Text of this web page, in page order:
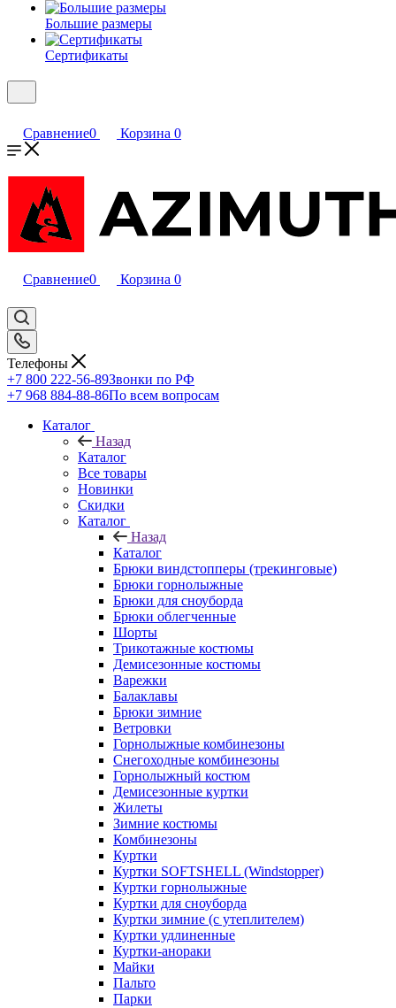
Большие размеры
Сертификаты
Сравнение0 Корзина 0
Сравнение0 Корзина 0
Телефоны
+7 800 222-56-89Звонки по РФ
+7 968 884-88-86По всем вопросам
Каталог
Назад
Каталог
Все товары
Новинки
Скидки
Каталог
Назад
Каталог
Брюки виндстопперы (трекинговые)
Брюки горнолыжные
Брюки для сноуборда
Брюки облегченные
Шорты
Трикотажные костюмы
Демисезонные костюмы
Варежки
Балаклавы
Брюки зимние
Ветровки
Горнолыжные комбинезоны
Снегоходные комбинезоны
Горнолыжный костюм
Демисезонные куртки
Жилеты
Зимние костюмы
Комбинезоны
Куртки
Куртки SOFTSHELL (Windstopper)
Куртки горнолыжные
Куртки для сноуборда
Куртки зимние (с утеплителем)
Куртки удлиненные
Куртки-анораки
Майки
Пальто
Парки